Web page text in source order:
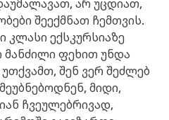
არ უცდიათ,
შეექმნათ ჩემთვის.
კლასი ექსკურსიაზე
ფეხით უნდა
შენ ვერ შეძლებ
მიდი,
ჩვეულებრივად,